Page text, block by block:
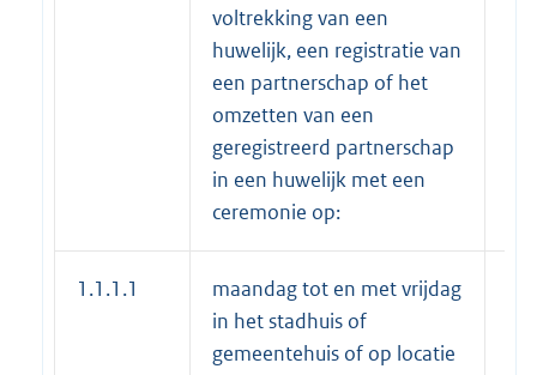
voltrekking van een
huwelijk, een registratie van
een partnerschap of het
omzetten van een
geregistreerd partnerschap
in een huwelijk met een
ceremonie op:
1.1.1.1
maandag tot en met vrijdag
in het stadhuis of
gemeentehuis of op locatie